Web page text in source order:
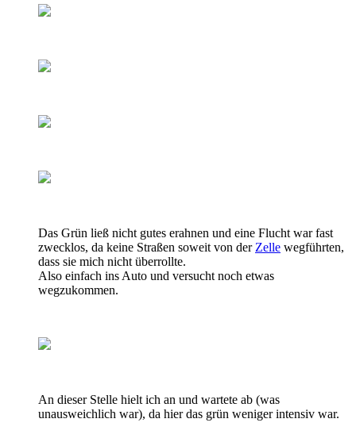
Das Grün ließ nicht gutes erahnen und eine Flucht war fast
zwecklos, da keine Straßen soweit von derZelle wegführten,
dass sie mich nicht überrollte.
Also einfach ins Auto und versucht noch etwas
wegzukommen.
An dieser Stelle hielt ich an und wartete ab (was
unausweichlich war), da hier das grün weniger intensiv war.